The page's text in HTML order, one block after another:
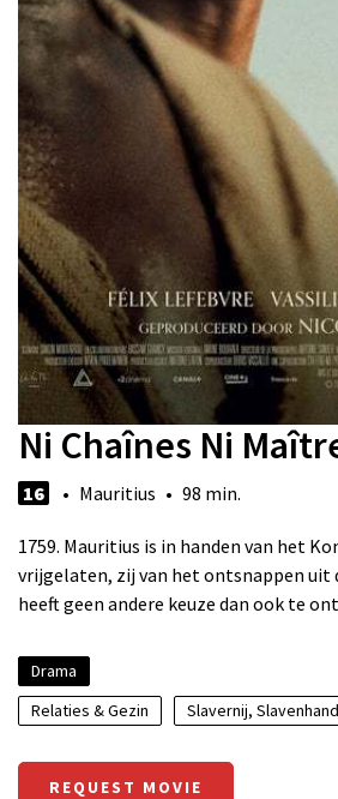
Ni Chaînes Ni
16 • Mauritius • 98 min.
1759. Mauritius is in handen van het
vrijgelaten, zij van het ontsnappen uit
heeft geen andere keuze dan ook te
Drama
Relaties & Gezin
Slavernij,
REQUEST MOVIE